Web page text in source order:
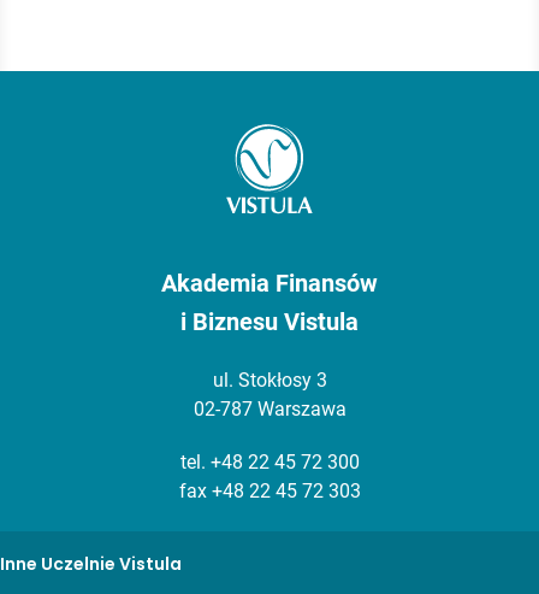
Akademia Finansów
i Biznesu Vistula
ul. Stokłosy 3
02-787 Warszawa
tel. +48 22 45 72 300
fax +48 22 45 72 303
Inne Uczelnie Vistula